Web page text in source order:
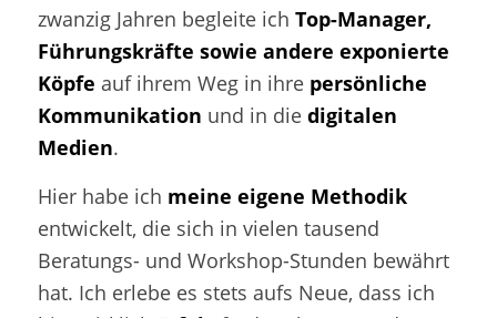
zwanzig Jahren begleite ich Top-Manager,
Führungskräfte sowie andere exponierte
Köpfe auf ihrem Weg in ihre persönliche
Kommunikation und in die digitalen
Medien.
Hier habe ich meine eigene Methodik
entwickelt, die sich in vielen tausend
Beratungs- und Workshop-Stunden bewährt
hat. Ich erlebe es stets aufs Neue, dass ich